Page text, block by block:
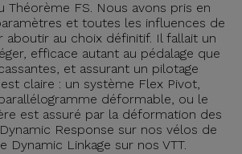
Théorème FS. Nous avons pris en
et toutes les influences de
aboutir au choix définitif. Il fallait un
efficace autant au pédalage que
et assurant un pilotage
claire : un système Flex Pivot,
déformable, ou le
est assuré par la déformation des
Response sur nos vélos de
Dynamic Linkage sur nos VTT.